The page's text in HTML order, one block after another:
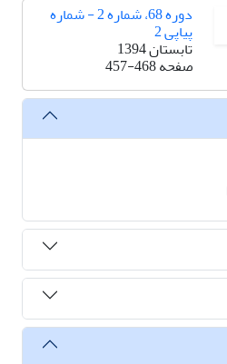
دوره 68، شماره 2 - شماره
پیاپی 2
تابستان 1394
صفحه457-468